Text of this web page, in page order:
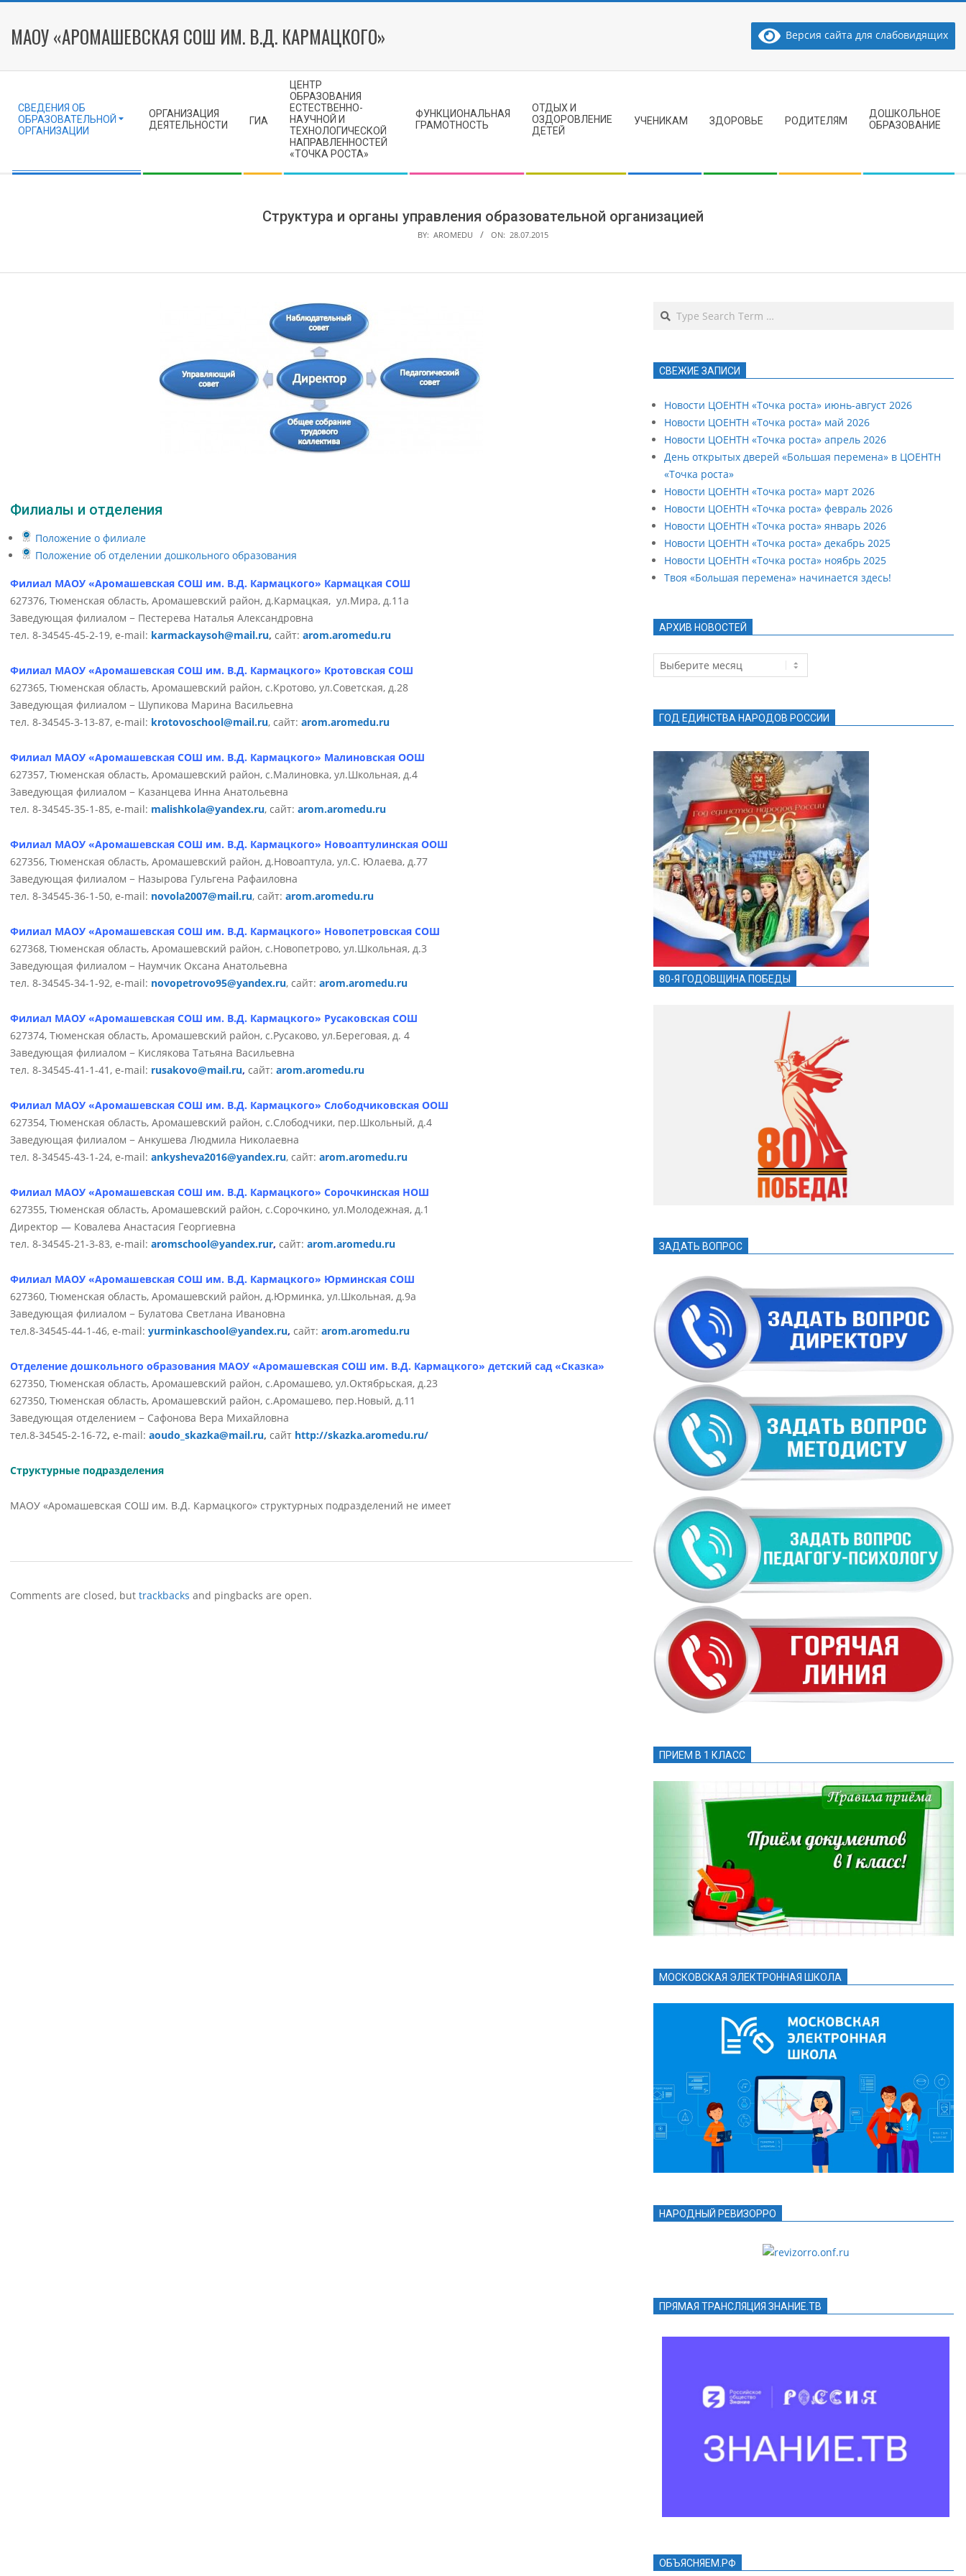
content
МАОУ «АРОМАШЕВСКАЯ СОШ ИМ. В.Д. КАРМАЦКОГО» Версия сайта для слабовидящих
Menu
СВЕДЕНИЯ ОБ
ОБРАЗОВАТЕЛЬНОЙ
ОРГАНИЗАЦИИ
ОРГАНИЗАЦИЯ
ДЕЯТЕЛЬНОСТИ
ГИА
ЦЕНТР
ОБРАЗОВАНИЯ
ЕСТЕСТВЕННО-
НАУЧНОЙ И
ТЕХНОЛОГИЧЕСКОЙ
НАПРАВЛЕННОСТЕЙ
«ТОЧКА РОСТА»
ФУНКЦИОНАЛЬНАЯ
ГРАМОТНОСТЬ
ОТДЫХ И
ОЗДОРОВЛЕНИЕ
ДЕТЕЙ
УЧЕНИКАМ ЗДОРОВЬЕ РОДИТЕЛЯМ
ДОШКОЛЬНОЕ
ОБРАЗОВАНИЕ
Структура и органы управления образовательной организацией
BY: AROMEDU ON: 28.07.2015
Филиалы и отделения
Положение о филиале
Положение об отделении дошкольного образования
Филиал МАОУ «Аромашевская СОШ им. В.Д. Кармацкого» Кармацкая СОШ
627376, Тюменская область, Аромашевский район, д.Кармацкая, ул.Мира, д.11а
Заведующая филиалом − Пестерева Наталья Александровна
тел. 8-34545-45-2-19, e-mail: karmackaysoh@mail.ru, сайт: arom.aromedu.ru
Филиал МАОУ «Аромашевская СОШ им. В.Д. Кармацкого» Кротовская СОШ
627365, Тюменская область, Аромашевский район, с.Кротово, ул.Советская, д.28
Заведующая филиалом − Шупикова Марина Васильевна
тел. 8-34545-3-13-87, e-mail: krotovoschool@mail.ru, сайт: arom.aromedu.ru
Филиал МАОУ «Аромашевская СОШ им. В.Д. Кармацкого» Малиновская ООШ
627357, Тюменская область, Аромашевский район, с.Малиновка, ул.Школьная, д.4
Заведующая филиалом − Казанцева Инна Анатольевна
тел. 8-34545-35-1-85, e-mail: malishkola@yandex.ru, сайт: arom.aromedu.ru
Филиал МАОУ «Аромашевская СОШ им. В.Д. Кармацкого» Новоаптулинская ООШ
627356, Тюменская область, Аромашевский район, д.Новоаптула, ул.С. Юлаева, д.77
Заведующая филиалом − Назырова Гульгена Рафаиловна
тел. 8-34545-36-1-50, e-mail: novola2007@mail.ru, сайт: arom.aromedu.ru
Филиал МАОУ «Аромашевская СОШ им. В.Д. Кармацкого» Новопетровская СОШ
627368, Тюменская область, Аромашевский район, с.Новопетрово, ул.Школьная, д.3
Заведующая филиалом − Наумчик Оксана Анатольевна
тел. 8-34545-34-1-92, e-mail: novopetrovo95@yandex.ru, сайт: arom.aromedu.ru
Филиал МАОУ «Аромашевская СОШ им. В.Д. Кармацкого» Русаковская СОШ
627374, Тюменская область, Аромашевский район, с.Русаково, ул.Береговая, д. 4
Заведующая филиалом − Кислякова Татьяна Васильевна
тел. 8-34545-41-1-41, e-mail: rusakovo@mail.ru, сайт: arom.aromedu.ru
Филиал МАОУ «Аромашевская СОШ им. В.Д. Кармацкого» Слободчиковская ООШ
627354, Тюменская область, Аромашевский район, с.Слободчики, пер.Школьный, д.4
Заведующая филиалом − Анкушева Людмила Николаевна
тел. 8-34545-43-1-24, e-mail: ankysheva2016@yandex.ru, сайт: arom.aromedu.ru
Филиал МАОУ «Аромашевская СОШ им. В.Д. Кармацкого» Сорочкинская НОШ
627355, Тюменская область, Аромашевский район, с.Сорочкино, ул.Молодежная, д.1
Директор — Ковалева Анастасия Георгиевна
тел. 8-34545-21-3-83, e-mail: aromschool@yandex.rur, сайт: arom.aromedu.ru
Филиал МАОУ «Аромашевская СОШ им. В.Д. Кармацкого» Юрминская СОШ
627360, Тюменская область, Аромашевский район, д.Юрминка, ул.Школьная, д.9а
Заведующая филиалом − Булатова Светлана Ивановна
тел.8-34545-44-1-46, e-mail: yurminkaschool@yandex.ru, сайт: arom.aromedu.ru
Отделение дошкольного образования МАОУ «Аромашевская СОШ им. В.Д. Кармацкого» детский сад «Сказка»
627350, Тюменская область, Аромашевский район, с.Аромашево, ул.Октябрьская, д.23
627350, Тюменская область, Аромашевский район, с.Аромашево, пер.Новый, д.11
Заведующая отделением − Сафонова Вера Михайловна
тел.8-34545-2-16-72, e-mail: aoudo_skazka@mail.ru, сайт http://skazka.aromedu.ru/
Структурные подразделения
МАОУ «Аромашевская СОШ им. В.Д. Кармацкого» структурных подразделений не имеет
28
Comments are closed, but trackbacks and pingbacks are open.
Search
СВЕЖИЕ ЗАПИСИ
Новости ЦОЕНТН «Точка роста» июнь-август 2026
Новости ЦОЕНТН «Точка роста» май 2026
Новости ЦОЕНТН «Точка роста» апрель 2026
День открытых дверей «Большая перемена» в ЦОЕНТН
«Точка роста»
Новости ЦОЕНТН «Точка роста» март 2026
Новости ЦОЕНТН «Точка роста» февраль 2026
Новости ЦОЕНТН «Точка роста» январь 2026
Новости ЦОЕНТН «Точка роста» декабрь 2025
Новости ЦОЕНТН «Точка роста» ноябрь 2025
Твоя «Большая перемена» начинается здесь!
АРХИВ НОВОСТЕЙ
Архив
новостей
ГОД ЕДИНСТВА НАРОДОВ РОССИИ
80-Я ГОДОВЩИНА ПОБЕДЫ
ЗАДАТЬ ВОПРОС
ПРИЕМ В 1 КЛАСС
МОСКОВСКАЯ ЭЛЕКТРОННАЯ ШКОЛА
НАРОДНЫЙ РЕВИЗОРРО
ПРЯМАЯ ТРАНСЛЯЦИЯ ЗНАНИЕ.ТВ
ОБЪЯСНЯЕМ.РФ